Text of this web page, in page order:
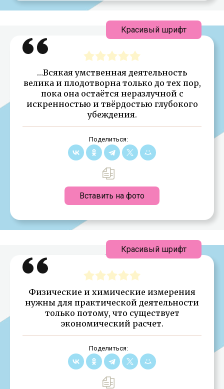
…Всякая умственная деятельность
велика и плодотворна только до тех пор,
пока она остаётся неразлучной с
искренностью и твёрдостью глубокого
убеждения.
Поделиться:
Вставить на фото
Красивый шрифт
Физические и химические измерения
нужны для практической деятельности
только потому, что существует
экономический расчет.
Поделиться:
Красивый шрифт